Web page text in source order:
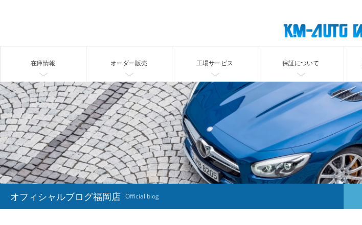
在庫情報 オーダー販売 工場サービス 保証について
オフィシャルブログ福岡店 Official blog